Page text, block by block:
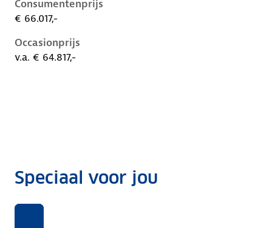
Consumentenprijs
€ 66.017,-
Occasionprijs
v.a. € 64.817,-
Speciaal voor jou